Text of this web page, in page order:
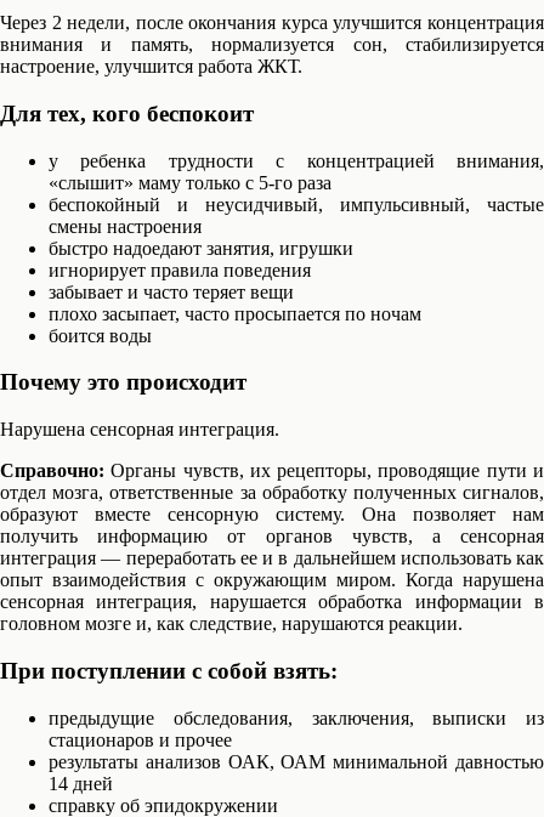
Через 2 недели, после окончания курса улучшится концентрация
внимания и память, нормализуется сон, стабилизируется
настроение, улучшится работа ЖКТ.
Для тех, кого беспокоит
у ребенка трудности с концентрацией внимания,
«слышит» маму только с 5-го раза
беспокойный и неусидчивый, импульсивный, частые
смены настроения
быстро надоедают занятия, игрушки
игнорирует правила поведения
забывает и часто теряет вещи
плохо засыпает, часто просыпается по ночам
боится воды
Почему это происходит
Нарушена сенсорная интеграция.
Справочно: Органы чувств, их рецепторы, проводящие пути и
отдел мозга, ответственные за обработку полученных сигналов,
образуют вместе сенсорную систему. Она позволяет нам
получить информацию от органов чувств, а сенсорная
интеграция — переработать ее и в дальнейшем использовать как
опыт взаимодействия с окружающим миром. Когда нарушена
сенсорная интеграция, нарушается обработка информации в
головном мозге и, как следствие, нарушаются реакции.
При поступлении с собой взять:
предыдущие обследования, заключения, выписки из
стационаров и прочее
результаты анализов ОАК, ОАМ минимальной давностью
14 дней
справку об эпидокружении